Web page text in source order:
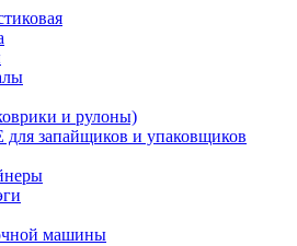
и рулоны)
запайщиков и упаковщиков
машины